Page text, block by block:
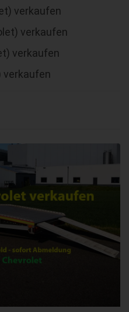
verkaufen
verkaufen
verkaufen
verkaufen